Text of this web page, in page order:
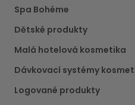
Spa Bohéme
Dětské produkty
Malá hotelová kosmetika
Dávkovací systémy
Logované produkty